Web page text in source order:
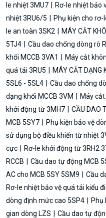
le nhiệt 3MU7
Rơ-le nhiệt bảo
nhiệt 3RU6/5
Phụ kiện cho
le an toàn 3SK2
MÁY CẮT
5TJ4
Cầu dao chống dòng rò
khối MCCB 3VA1
Máy cắt
quá tải 3RU5
MÁY CẮT DẠNG
5SL6 - 5SL4
Cầu dao chống
dạng khối MCCB 3VM
Máy
khởi động từ 3MH7
CẦU DAO
MCB 5SY7
Phụ kiện bảo vệ
sử dụng bộ điều khiển từ nhiệt
cực
Rơ-le khởi động từ 3RH2
RCCB
Cầu dao tự động MCB
AC cho MCB 5SY 5SM9
Cầu
Rơ-le nhiệt bảo vệ quá tải kiểu
dòng định mức cao 5SP4
Phụ
gian dòng LZS
Cầu dao tự